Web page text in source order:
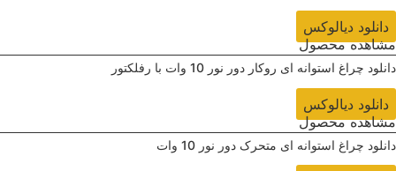
دانلود دیالوکس
مشاهده محصول
دانلود ‌چراغ استوانه ای روکار دور نور 10 وات با رفلکتور
دانلود دیالوکس
مشاهده محصول
دانلود ‌چراغ استوانه ای متحرک دور نور 10 وات